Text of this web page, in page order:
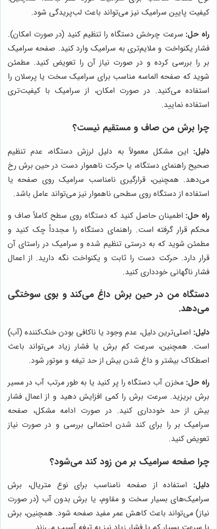
کیفیت پایین سرامیک نیز می‌تواند باعث لب‌پریدگی شود.
راه حل: سرعت چرخش دستگاه را تنظیم کنید (در صورت امکان).
فشار یکنواخت و ملایم‌تری به سرامیک وارد کنید. صفحه سرامیک
بر را بررسی کرده و در صورت نیاز آن را تعویض کنید. مطمئن
شوید که صفحه الماسه مناسب برای سرامیک سخت یا پرسلان را
استفاده می‌کنید. در صورت امکان، از سرامیک با کیفیت‌تری
استفاده نمایید.
چرا برش من صاف و مستقیم نیست؟
دلیل: این مشکل معمولاً به دلیل لرزش دستگاه، عدم تنظیم
صحیح راهنمای دستگاه، یا حرکت ناهموار دست در حین برش رخ
می‌دهد. همچنین، قرارگیری نامناسب سرامیک روی صفحه یا
استفاده از دستگاه روی سطحی ناهموار نیز می‌تواند عامل باشد.
راه حل: اطمینان حاصل کنید که دستگاه روی سطح کاملاً صاف و
محکم قرار گرفته است. راهنمای دستگاه را مجدداً چک کنید و
مطمئن شوید که به درستی تنظیم شده و سرامیک در راستای آن
قرار دارد. حرکت دست را ثابت و یکنواخت نگه دارید. از اعمال
فشار ناگهانی خودداری کنید.
دستگاه من در حین برش داغ می‌کند و بوی سوختگی
می‌دهد.
دلیل: اصلی‌ترین دلیل، عدم وجود یا ناکافی بودن خنک‌کننده (آب)
است. همچنین، سرعت کم برش یا فشار زیاد می‌تواند باعث
اصطکاک بیشتر و داغ شدن بیش از حد تیغه و موتور شود.
راه حل: مخزن آب دستگاه را پر کنید یا به طور مرتب آب در مسیر
برش بریزید. سرعت برش را کمی افزایش دهید و از اعمال فشار
بیش از حد خودداری کنید. در صورت ادامه مشکل، صفحه
سرامیک بر را برای کند شدن احتمالی بررسی و در صورت نیاز
تعویض کنید.
چرا صفحه سرامیک بر من زود کند می‌شود؟
دلیل: استفاده از صفحه نامناسب برای نوع متریال، برش
سرامیک‌های بسیار سخت و مقاوم، یا برش بدون آب (در صورت
نیاز) می‌تواند باعث کاهش عمر مفید صفحه شود. همچنین، برش